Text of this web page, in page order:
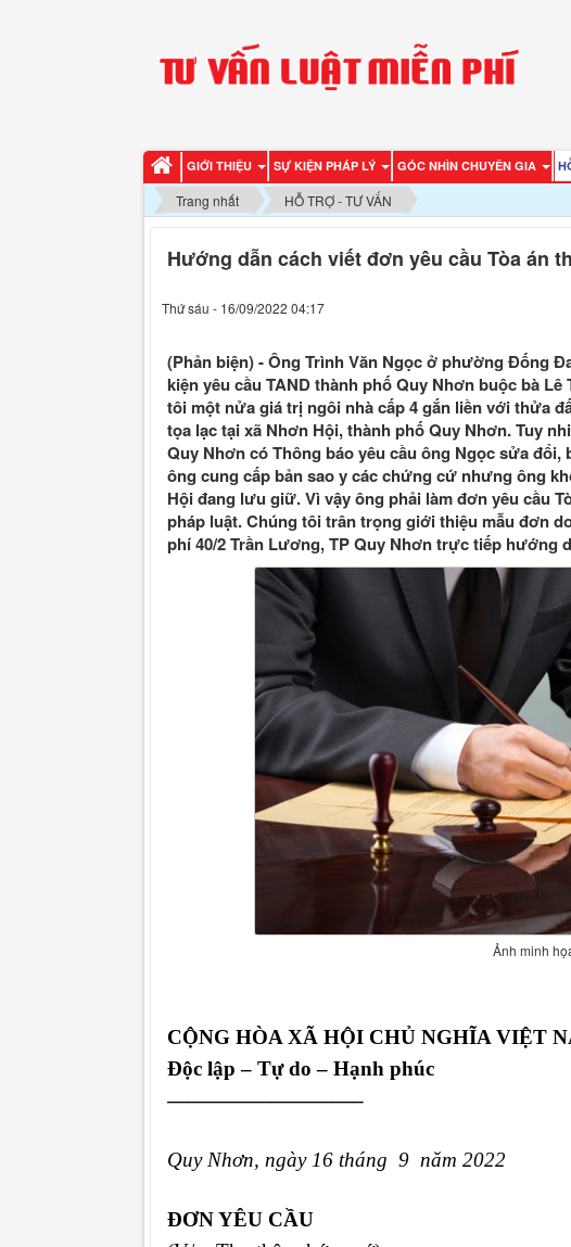
GIỚI THIỆU SỰ KIỆN PHÁP LÝ GÓC NHÌN CHUYÊN GIA
Trang nhất HỖ TRỢ - TƯ VẤN
Hướng dẫn cách viết đơn yêu cầu Tòa án
Thứ sáu - 16/09/2022 04:17
(Phản biện) - Ông Trình Văn Ngọc ở phường Đống
kiện yêu cầu TAND thành phố Quy Nhơn buộc bà
tôi một nửa giá trị ngôi nhà cấp 4 gắn liền với thửa
tọa lạc tại xã Nhơn Hội, thành phố Quy Nhơn. Tuy
Quy Nhơn có Thông báo yêu cầu ông Ngọc sửa
ông cung cấp bản sao y các chứng cứ nhưng ông
Hội đang lưu giữ. Vì vậy ông phải làm đơn yêu cầu
pháp luật. Chúng tôi trân trọng giới thiệu mẫu đơn
phí 40/2 Trần Lương, TP Quy Nhơn trực tiếp hướng
Ảnh minh
CỘNG HÒA XÃ HỘI CHỦ NGHĨA VIỆT
Độc lập – Tự do – Hạnh phúc
—————————–
Quy Nhơn, ngày 16 tháng 9 năm 2022
ĐƠN YÊU CẦU